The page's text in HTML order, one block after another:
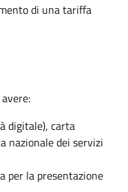
di una tariffa
digitale), carta
nazionale dei servizi
per la presentazione